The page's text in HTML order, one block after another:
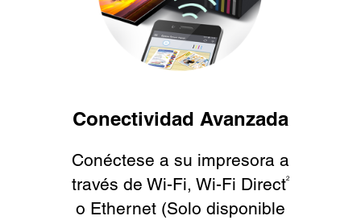
Conectividad Avanzada
Conéctese a su impresora a
través de Wi-Fi, Wi-Fi Direct2
o Ethernet (Solo disponible